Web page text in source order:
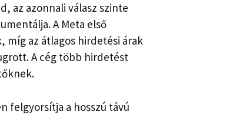
az azonnali válasz szinte
A Meta első
míg az átlagos hirdetési árak
A cég több hirdetést
felgyorsítja a hosszú távú